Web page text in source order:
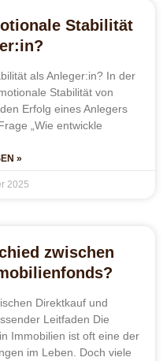
Stabilität
als Anleger:in? In der
Stabilität von
Erfolg eines Anlegers
„Wie entwickle
»
2025
zwischen
Direktkauf und
Leitfaden Die
Immobilien ist oft eine der
im Leben. Doch viele